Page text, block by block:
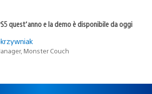
quest’anno e la demo è disponibile da oggi
Monster Couch